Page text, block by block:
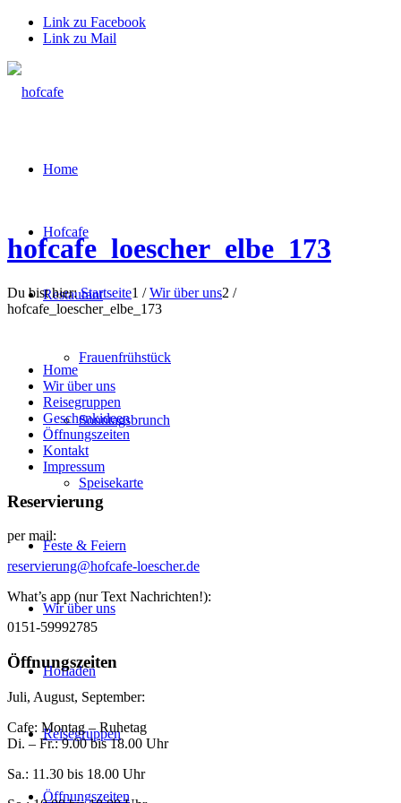
Link zu Facebook
Link zu Mail
Home
Hofcafe
Restaurant
Frauenfrühstück
Sonntagsbrunch
Speisekarte
Feste & Feiern
Wir über uns
Hofladen
Reisegruppen
Öffnungszeiten
hofcafe_loescher_elbe_173
Du bist hier: Startseite1 / Wir über uns2 /
hofcafe_loescher_elbe_173
Home
Wir über uns
Reisegruppen
Geschenkideen
Öffnungszeiten
Kontakt
Impressum
Reservierung
per mail:
reservierung@hofcafe-loescher.de
What’s app (nur Text Nachrichten!):
0151-59992785
Öffnungszeiten
Juli, August, September:
Cafe: Montag – Ruhetag
Di. – Fr.: 9.00 bis 18.00 Uhr
Sa.: 11.30 bis 18.00 Uhr